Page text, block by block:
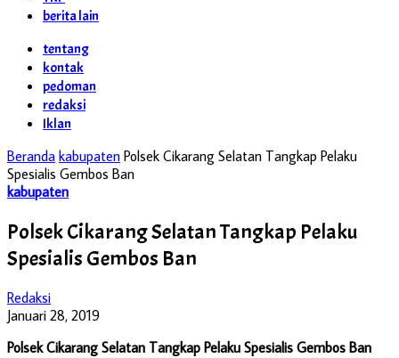
berita lain
tentang
kontak
pedoman
redaksi
Iklan
Beranda kabupaten Polsek Cikarang Selatan Tangkap Pelaku
Spesialis Gembos Ban
kabupaten
Polsek Cikarang Selatan Tangkap Pelaku
Spesialis Gembos Ban
Redaksi
Januari 28, 2019
Polsek Cikarang Selatan Tangkap Pelaku Spesialis Gembos Ban